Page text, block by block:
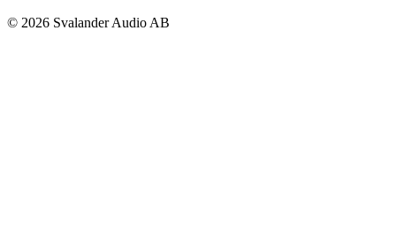
© 2026 Svalander Audio AB